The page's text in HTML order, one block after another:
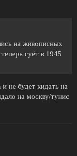
на живописных
суёт в 1945
не будет кидать на
на москву/тунис